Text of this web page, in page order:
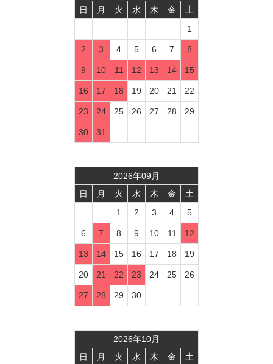
日
月 火 水 木 金
土
1
2 3 4 5 6 7 8
9 10 11 12 13 14 15
16 17 18 19 20 21 22
23 24 25 26 27 28 29
30 31
2026年09 月
日
月 火 水 木 金
土
1
2 3 4 5
6 7 8 9 10 11 12
13 14 15 16 17 18 19
20 21 22 23 24 25 26
27 28 29 30
2026年10月
日
月 火 水 木 金
土